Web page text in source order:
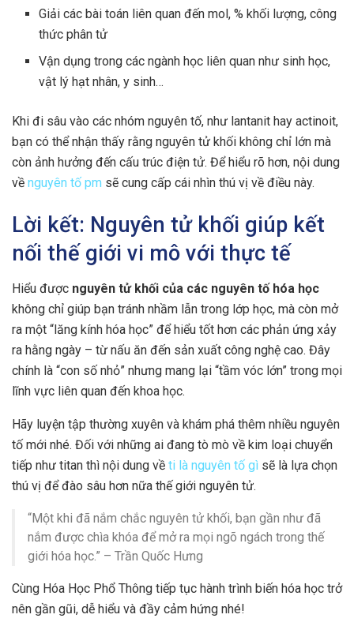
Giải các bài toán liên quan đến mol, % khối lượng, công
thức phân tử
Vận dụng trong các ngành học liên quan như sinh học,
vật lý hạt nhân, y sinh…
Khi đi sâu vào các nhóm nguyên tố, như lantanit hay actinoit,
bạn có thể nhận thấy rằng nguyên tử khối không chỉ lớn mà
còn ảnh hưởng đến cấu trúc điện tử. Để hiểu rõ hơn, nội dung
về nguyên tố pm sẽ cung cấp cái nhìn thú vị về điều này.
Lời kết: Nguyên tử khối giúp kết
nối thế giới vi mô với thực tế
Hiểu được nguyên tử khối của các nguyên tố hóa học
không chỉ giúp bạn tránh nhầm lẫn trong lớp học, mà còn mở
ra một “lăng kính hóa học” để hiểu tốt hơn các phản ứng xảy
ra hằng ngày – từ nấu ăn đến sản xuất công nghệ cao. Đây
chính là “con số nhỏ” nhưng mang lại “tầm vóc lớn” trong mọi
lĩnh vực liên quan đến khoa học.
Hãy luyện tập thường xuyên và khám phá thêm nhiều nguyên
tố mới nhé. Đối với những ai đang tò mò về kim loại chuyển
tiếp như titan thì nội dung về ti là nguyên tố gì sẽ là lựa chọn
thú vị để đào sâu hơn nữa thế giới nguyên tử.
“Một khi đã nắm chắc nguyên tử khối, bạn gần như đã
nắm được chìa khóa để mở ra mọi ngõ ngách trong thế
giới hóa học.” – Trần Quốc Hưng
Cùng Hóa Học Phổ Thông tiếp tục hành trình biến hóa học trở
nên gần gũi, dễ hiểu và đầy cảm hứng nhé!